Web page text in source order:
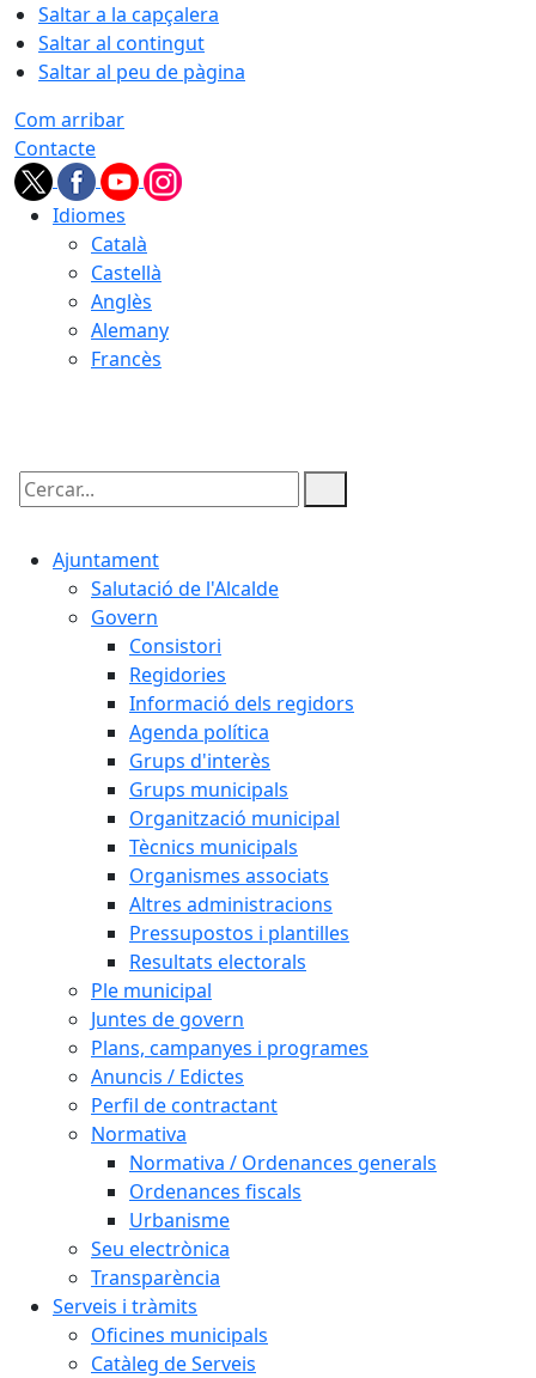
Saltar a la capçalera
Saltar al contingut
Saltar al peu de pàgina
Com arribar
Contacte
Idiomes
Català
Castellà
Anglès
Alemany
Francès
Cercar:
Ajuntament
Salutació de l'Alcalde
Govern
Consistori
Regidories
Informació dels regidors
Agenda política
Grups d'interès
Grups municipals
Organització municipal
Tècnics municipals
Organismes associats
Altres administracions
Pressupostos i plantilles
Resultats electorals
Ple municipal
Juntes de govern
Plans, campanyes i programes
Anuncis / Edictes
Perfil de contractant
Normativa
Normativa / Ordenances generals
Ordenances fiscals
Urbanisme
Seu electrònica
Transparència
Serveis i tràmits
Oficines municipals
Catàleg de Serveis